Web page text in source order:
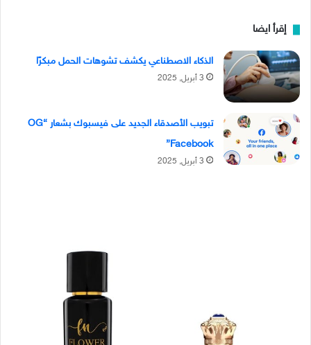
إقرأ ايضا
الذكاء الاصطناعي يكشف تشوهات الحمل مبكرًا
3 أبريل, 2025
تبويب الأصدقاء الجديد على فيسبوك بشعار “OG
Facebook”
3 أبريل, 2025